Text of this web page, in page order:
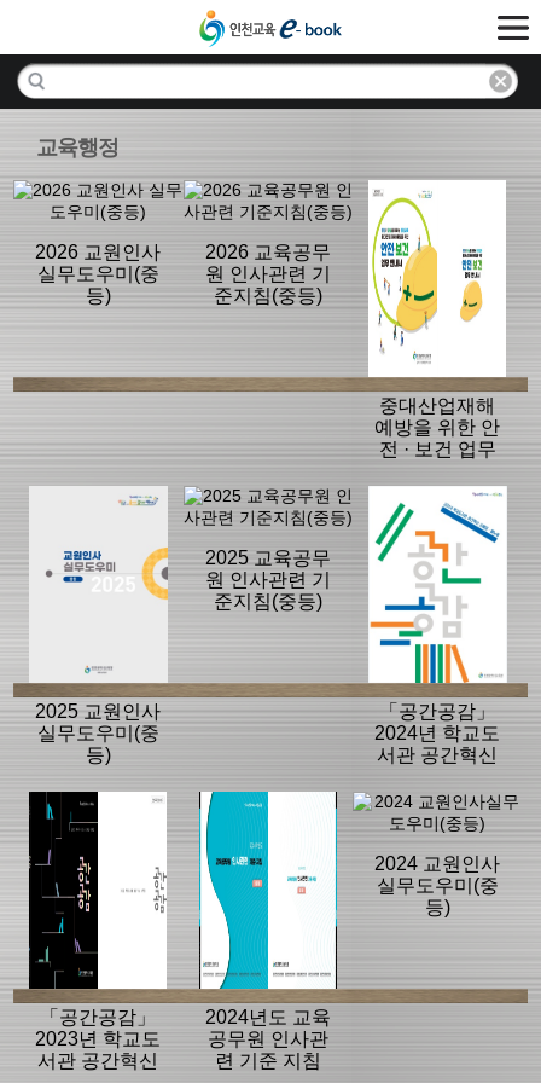
교육행정
2026 교원인사
실무도우미(중
등)
2026 교육공무
원 인사관련 기
준지침(중등)
중대산업재해
예방을 위한 안
전 · 보건 업무
2025 교원인사
실무도우미(중
등)
2025 교육공무
원 인사관련 기
준지침(중등)
「공간공감」
2024년 학교도
서관 공간혁신
「공간공감」
2023년 학교도
서관 공간혁신
2024년도 교육
공무원 인사관
련 기준 지침
2024 교원인사
실무도우미(중
등)